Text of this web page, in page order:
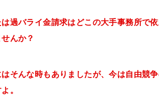
は過バライ金請求はどこの大手事務所で
んか？
そんな時もありましたが、今は自由競
。